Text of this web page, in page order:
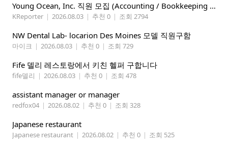
Young Ocean, Inc. 직원 모집 (Accounting / Bookkeeping 분야)
KReporter | 2026.08.03 | 추천 0 | 조회 2794
NW Dental Lab- locarion Des Moines 모델 직원구함
마이크 | 2026.08.03 | 추천 0 | 조회 729
Fife 델리 레스토랑에서 키친 헬퍼 구합니다
fife델리 | 2026.08.03 | 추천 0 | 조회 478
assistant manager or manager
redfox04 | 2026.08.02 | 추천 0 | 조회 328
Japanese restaurant
Japanese restaurant | 2026.08.02 | 추천 0 | 조회 525